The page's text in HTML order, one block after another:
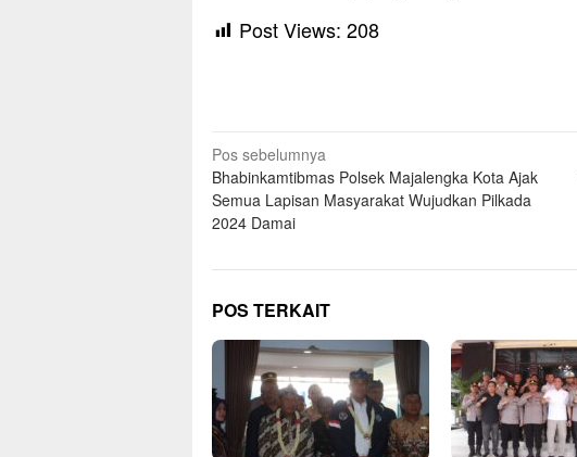
Post Views: 208
Navigasi
pos
Pos sebelumnya
Bhabinkamtibmas Polsek Majalengka Kota Ajak
Semua Lapisan Masyarakat Wujudkan Pilkada
2024 Damai
POS TERKAIT